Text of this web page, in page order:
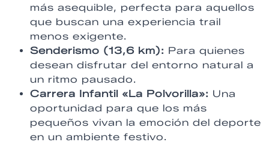
más asequible, perfecta para aquellos
que buscan una experiencia trail
menos exigente.
Senderismo (13,6 km): Para quienes
desean disfrutar del entorno natural a
un ritmo pausado.
Carrera Infantil «La Polvorilla»: Una
oportunidad para que los más
pequeños vivan la emoción del deporte
en un ambiente festivo.